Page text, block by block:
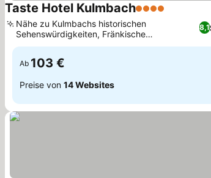
Taste Hotel Kulmbach4 Sterne
8,1
Nähe zu Kulmbachs historischen
Sehenswürdigkeiten, Fränkische
Gastfreundschaft und regionaler Charme
Ab 103 €
Preise von 14 Websites